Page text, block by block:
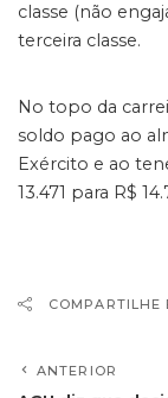
classe (não
terceira classe.
No topo da
soldo pago ao
Exército e ao
13.471 para R$
COMPARTILHE
ANTERIOR